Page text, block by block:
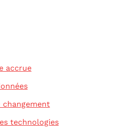
accrue
changement
technologies